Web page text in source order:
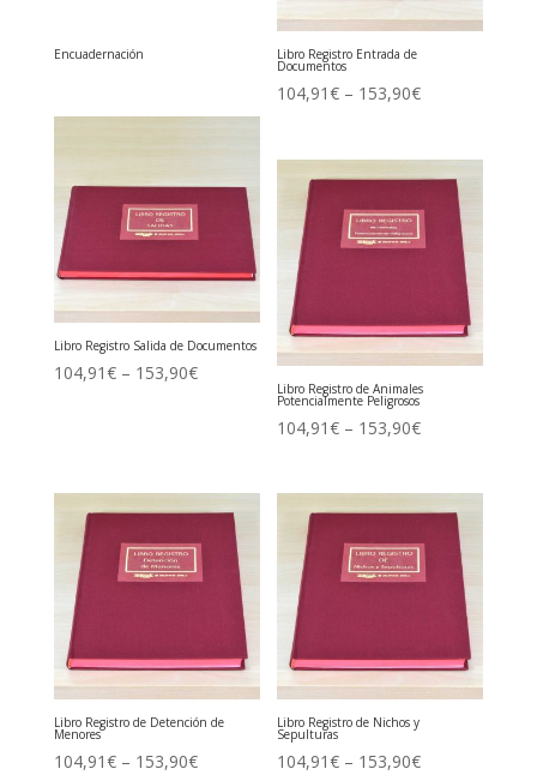
Encuadernación Libro Registro Entrada de
Documentos
104,91€ – 153,90€
Libro Registro Salida de Documentos
104,91€– 153,90€
Libro Registro de Animales
Potencialmente Peligrosos
104,91€ – 153,90€
Libro Registro de Detención de
Menores
104,91€– 153,90€
Libro Registro de Nichos y
Sepulturas
104,91€ – 153,90€